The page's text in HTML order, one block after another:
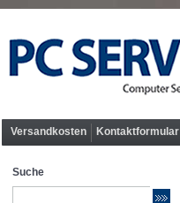
Versandkosten Kontaktformular
Suche